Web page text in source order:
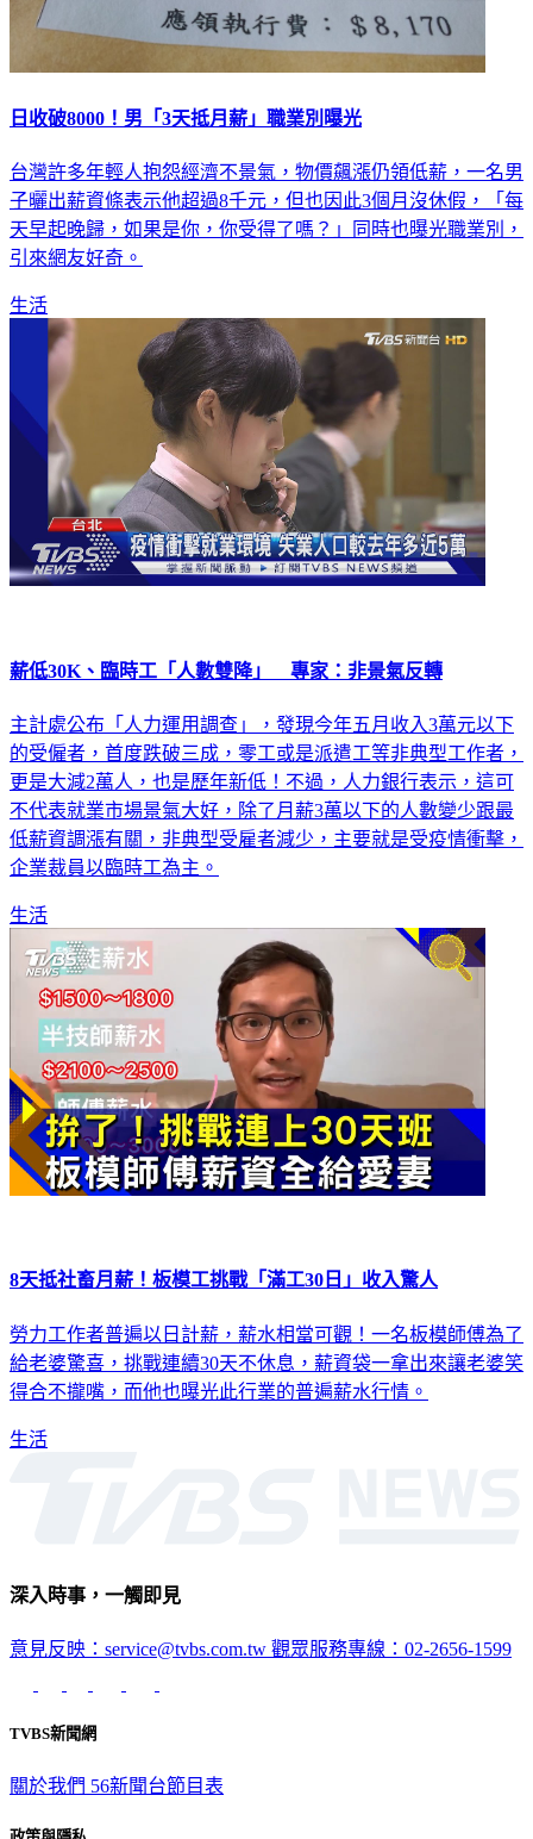
日收破8000！男「3天抵月薪」職業別曝光
台灣許多年輕人抱怨經濟不景氣，物價飆漲仍領低薪，一名男
子曬出薪資條表示他超過8千元，但也因此3個月沒休假，「每
天早起晚歸，如果是你，你受得了嗎？」同時也曝光職業別，
引來網友好奇。
生活
薪低30K、臨時工「人數雙降」 專家：非景氣反轉
主計處公布「人力運用調查」，發現今年五月收入3萬元以下
的受僱者，首度跌破三成，零工或是派遣工等非典型工作者，
更是大減2萬人，也是歷年新低！不過，人力銀行表示，這可
不代表就業市場景氣大好，除了月薪3萬以下的人數變少跟最
低薪資調漲有關，非典型受雇者減少，主要就是受疫情衝擊，
企業裁員以臨時工為主。
生活
8天抵社畜月薪！板模工挑戰「滿工30日」收入驚人
勞力工作者普遍以日計薪，薪水相當可觀！一名板模師傅為了
給老婆驚喜，挑戰連續30天不休息，薪資袋一拿出來讓老婆笑
得合不攏嘴，而他也曝光此行業的普遍薪水行情。
生活
深入時事，一觸即見
意見反映：service@tvbs.com.tw 觀眾服務專線：02-2656-1599
TVBS新聞網
關於我們 56新聞台節目表